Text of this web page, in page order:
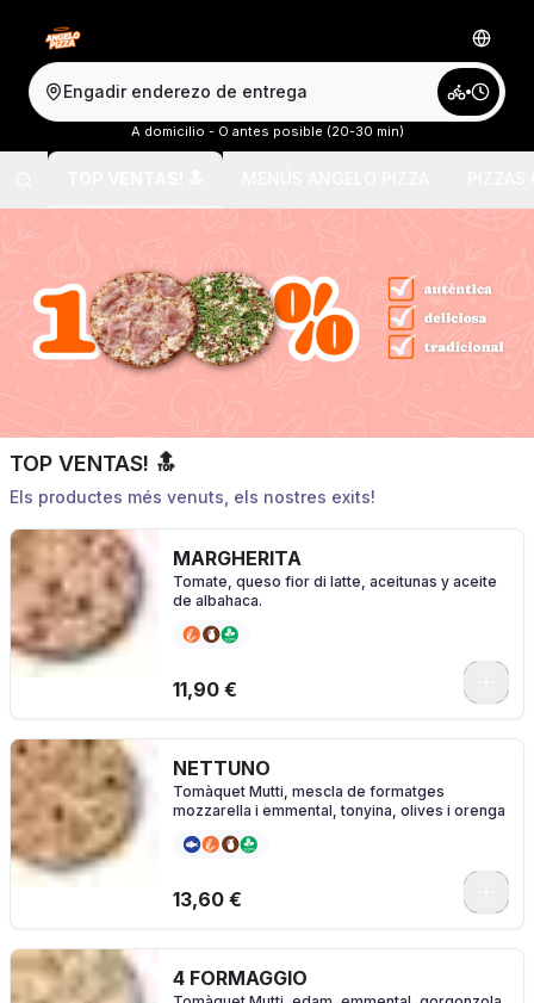
Engadir enderezo de entrega
A domicilio - O antes posible (20-30 min)
TOP VENTAS! 🔝
Els productes més venuts, els nostres exits!
MARGHERITA
Tomate, queso fior di latte, aceitunas y aceite
de albahaca.
11,90 €
NETTUNO
Tomàquet Mutti, mescla de formatges
mozzarella i emmental, tonyina, olives i orenga
13,60 €
4 FORMAGGIO